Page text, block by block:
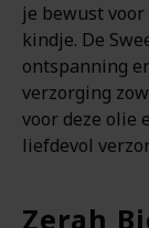
je bewust
kindje. De
ontspanning
verzorging
voor deze olie
liefdevol
Zerah